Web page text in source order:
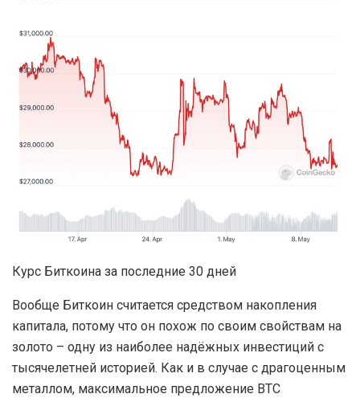
Курс Биткоина за последние 30 дней
Вообще Биткоин считается средством накопления
капитала, потому что он похож по своим свойствам на
золото – одну из наиболее надёжных инвестиций с
тысячелетней историей. Как и в случае с драгоценным
металлом, максимальное предложение BTC